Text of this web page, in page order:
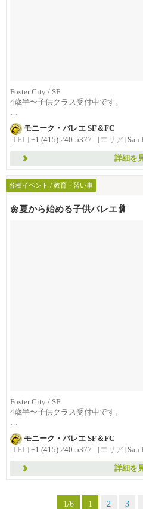
Foster City / SF
4歳半〜子供クラス受付中です。
少人数クラスで、
一人一人を...
モニーク・バレエ SF＆FC
[TEL] +1 (415) 240-5377 [エリア] San
詳細を
各種イベント / 教育・習い事
🌼夏から始める子供バレエ🩰
Foster City / SF
4歳半〜子供クラス受付中です。
少人数クラスで、
一人一人を...
モニーク・バレエ SF＆FC
[TEL] +1 (415) 240-5377 [エリア] San
詳細を
1/6 1 2 3